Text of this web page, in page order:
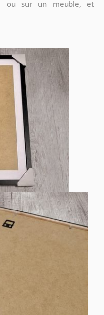
ou sur un meuble, et